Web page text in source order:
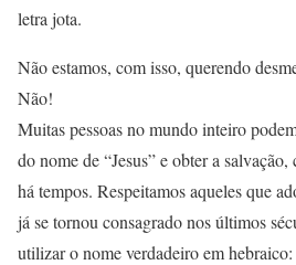
letra jota.
Não estamos, com isso, querendo
Não!
Muitas pessoas no mundo inteiro
do nome de “Jesus” e obter a
há tempos. Respeitamos aqueles que
já se tornou consagrado nos últimos
utilizar o nome verdadeiro em